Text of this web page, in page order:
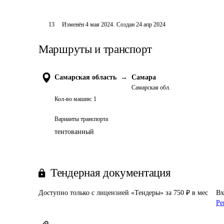
13 Изменён4 мая 2024. Создан 24 апр 2024
Маршруты и транспорт
Самарская область → Самара
Самарская обл.
Кол-во машин: 1
Варианты транспорта
тентованный
Тендерная документация
Доступно только с лицензией «Тендеры» за 750 ₽ в мес